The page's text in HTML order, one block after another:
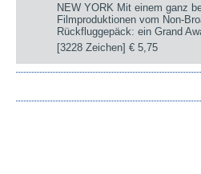
NEW YORK Mit einem ganz
Filmproduktionen vom Non-
Rückfluggepäck: ein Grand
[3228 Zeichen]€ 5,75